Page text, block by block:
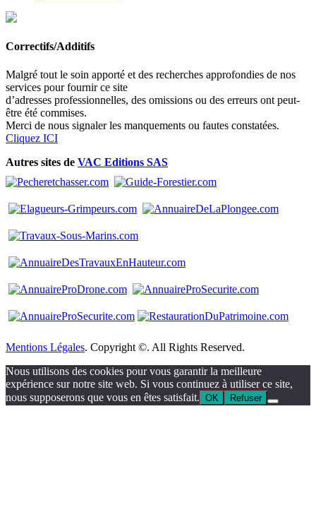
Correctifs/Additifs
Malgré tout le soin apporté et des recherches approfondies de nos
services pour fournir ce site
d’adresses professionnelles, des omissions ou des erreurs ont peut-
être été commises.
Merci de nous signaler les manquements ou fautes constatées.
Cliquez ICI
Autres sites de VAC Editions SAS
Mentions Légales. Copyright ©. All Rights Reserved.
Nous utilisons des cookies pour vous garantir la meilleure
expérience sur notre site web. Si vous continuez à utiliser ce site,
nous supposerons que vous en êtes satisfait. OK Refuser